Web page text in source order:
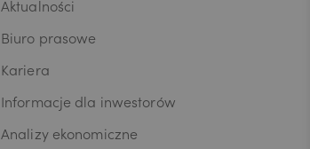
Aktualności
Biuro prasowe
Kariera
Informacje dla inwestorów
Analizy ekonomiczne